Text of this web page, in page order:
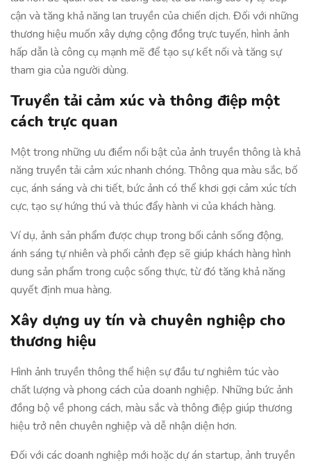
cận và tăng khả năng lan truyền của chiến dịch. Đối với những
thương hiệu muốn xây dựng cộng đồng trực tuyến, hình ảnh
hấp dẫn là công cụ mạnh mẽ để tạo sự kết nối và tăng sự
tham gia của người dùng.
Truyền tải cảm xúc và thông điệp một
cách trực quan
Một trong những ưu điểm nổi bật của ảnh truyền thông là khả
năng truyền tải cảm xúc nhanh chóng. Thông qua màu sắc, bố
cục, ánh sáng và chi tiết, bức ảnh có thể khơi gợi cảm xúc tích
cực, tạo sự hứng thú và thúc đẩy hành vi của khách hàng.
Ví dụ, ảnh sản phẩm được chụp trong bối cảnh sống động,
ánh sáng tự nhiên và phối cảnh đẹp sẽ giúp khách hàng hình
dung sản phẩm trong cuộc sống thực, từ đó tăng khả năng
quyết định mua hàng.
Xây dựng uy tín và chuyên nghiệp cho
thương hiệu
Hình ảnh truyền thông thể hiện sự đầu tư nghiêm túc vào
chất lượng và phong cách của doanh nghiệp. Những bức ảnh
đồng bộ về phong cách, màu sắc và thông điệp giúp thương
hiệu trở nên chuyên nghiệp và dễ nhận diện hơn.
Đối với các doanh nghiệp mới hoặc dự án startup, ảnh truyền